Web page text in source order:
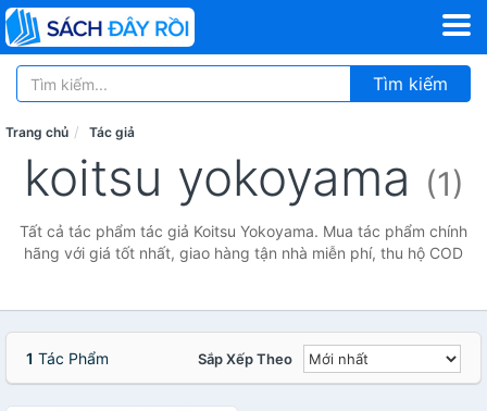
Tìm kiếm
Trang chủ Tác giả
koitsu yokoyama (1)
Tất cả tác phẩm tác giả Koitsu Yokoyama. Mua tác phẩm chính
hãng với giá tốt nhất, giao hàng tận nhà miễn phí, thu hộ COD
1 Tác Phẩm Sắp Xếp Theo